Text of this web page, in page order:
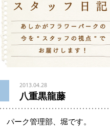
2013.04.28
八重黒龍藤
パーク管理部、堀です。